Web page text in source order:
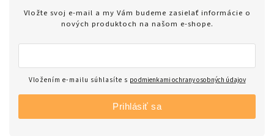
Vložte svoj e-mail a my Vám budeme zasielať informácie o
nových produktoch na našom e-shope.
Vložením e-mailu súhlasíte s podmienkami ochrany osobných údajov
Prihlásiť sa